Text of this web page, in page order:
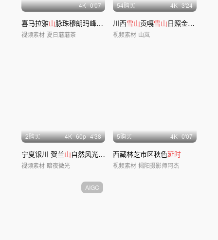
4K 0'07
喜马拉雅山脉珠穆朗玛峰珠峰 雪山云海延时
视频素材 夏日蘑蘑茶
54购买 4K 3'24
川西雪山贡嘎雪山日照金山
视频素材 山岚
2购买 4K 60p 4'38
宁夏银川 贺兰山自然风光延时 航拍
视频素材 暗夜微光
5购买 4K 0'07
西藏林芝市区秋色延时
视频素材 揭阳摄影师阿杰
AIGC